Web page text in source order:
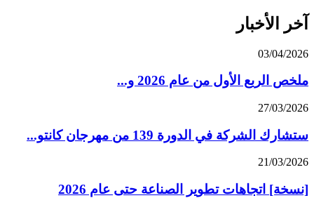
آخر الأخبار
03/04/2026
ملخص الربع الأول من عام 2026 و...
27/03/2026
ستشارك الشركة في الدورة 139 من مهرجان كانتو...
21/03/2026
[نسخة] اتجاهات تطوير الصناعة حتى عام 2026